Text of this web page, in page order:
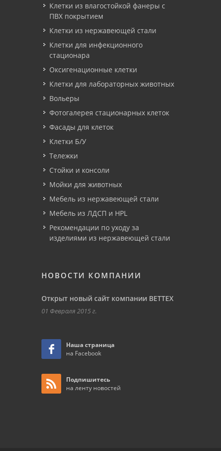
Клетки из влагостойкой фанеры с
ПВХ покрытием
Клетки из нержавеющей стали
Клетки для инфекционного
стационара
Оксигенационные клетки
Клетки для лабораторных животных
Вольеры
Фотогалерея стационарных клеток
Фасады для клеток
Клетки Б/У
Тележки
Стойки и консоли
Мойки для животных
Мебель из нержавеющей стали
Мебель из ЛДСП и HPL
Рекомендации по уходу за
изделиями из нержавеющей стали
НОВОСТИ КОМПАНИИ
Открыт новый сайт компании ВЕТТЕХ
01 Февраля 2015 г.
Наша страница
на Facebook
Подпишитесь
на ленту новостей